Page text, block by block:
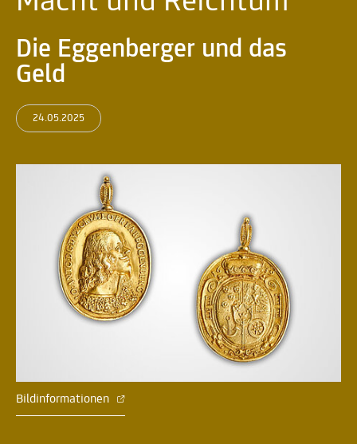
Die Eggenberger und das
Geld
24.05.2025
Bildinformationen